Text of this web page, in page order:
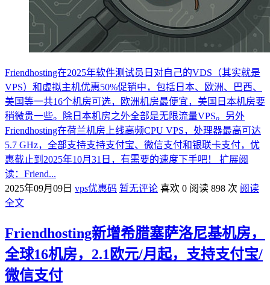
Friendhosting在2025年软件测试员日对自己的VDS（其实就是
VPS）和虚拟主机优惠50%促销中，包括日本、欧洲、巴西、
美国等一共16个机房可选，欧洲机房最便宜，美国日本机房要
稍微贵一些。除日本机房之外全部是无限流量VPS。另外
Friendhosting在荷兰机房上线高频CPU VPS，处理器最高可达
5.7 GHz，全部支持支持支付宝、微信支付和银联卡支付，优
惠截止到2025年10月31日，有需要的速度下手吧！ 扩展阅
读：Friend...
2025年09月09日 vps优惠码 暂无评论 喜欢 0 阅读 898 次 阅读
全文
Friendhosting新增希腊塞萨洛尼基机房，
全球16机房，2.1欧元/月起，支持支付宝/
微信支付